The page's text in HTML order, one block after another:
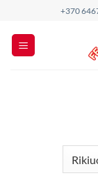
content
+370